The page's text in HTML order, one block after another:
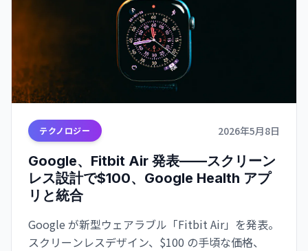
テクノロジー 2026年5月8日
Google、Fitbit Air 発表——スクリーン
レス設計で$100、Google Health アプ
リと統合
Google が新型ウェアラブル「Fitbit Air」を発表。
スクリーンレスデザイン、$100 の手頃な価格、